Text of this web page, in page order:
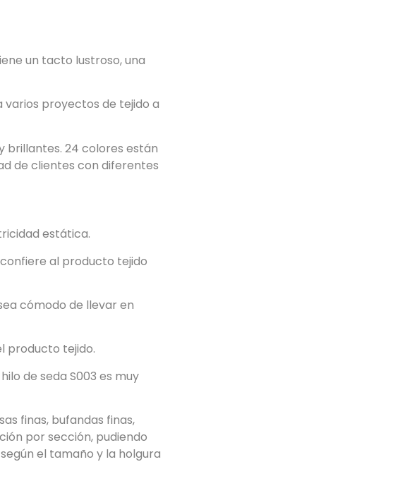
un tacto lustroso, una
varios proyectos de tejido a
brillantes. 24 colores están
de clientes con diferentes
estática.
confiere al producto tejido
cómodo de llevar en
producto tejido.
de seda S003 es muy
finas, bufandas finas,
por sección, pudiendo
el tamaño y la holgura